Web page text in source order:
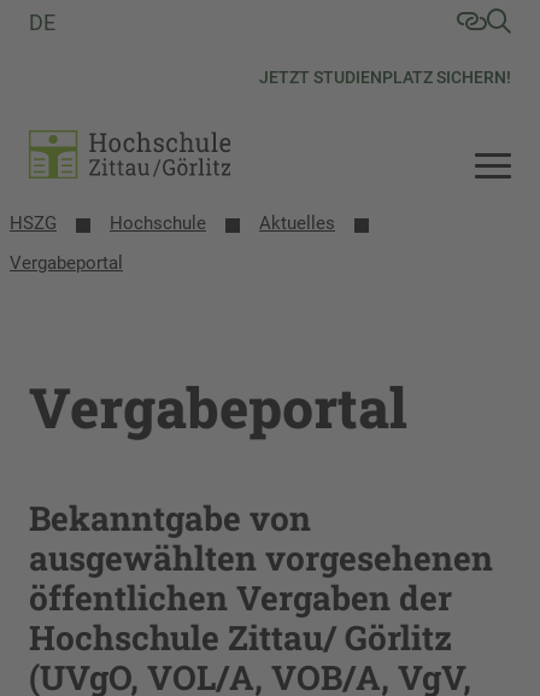
JETZT STUDIENPLATZ SICHERN!
DE
HSZG Hochschule
Aktuelles
Vergabeportal
Vergabeportal
Bekanntgabe von
ausgewählten vorgesehenen
öffentlichen Vergaben der
Hochschule Zittau/ Görlitz
(UVgO, VOL/A, VOB/A, VgV,